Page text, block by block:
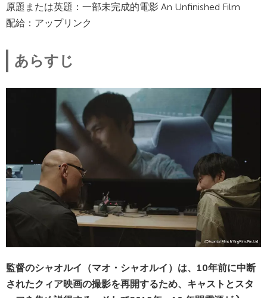
原題または英題：⼀部未完成的電影 An Unfinished Film
配給：アップリンク
あらすじ
監督のシャオルイ（マオ・シャオルイ）は、10年前に中断
されたクィア映画の撮影を再開するため、キャストとスタ